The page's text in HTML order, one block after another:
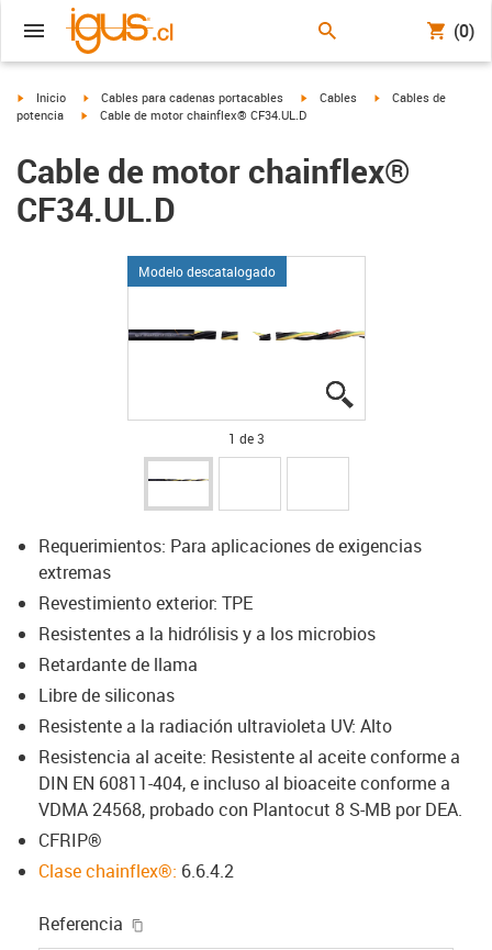
(0)
igus-icon-arrow-right
Inicio igus-icon-arrow-right
Cables para cadenas portacables igus-icon-arrow-right
Cables igus-icon-arrow-right
Cables de
potencia
igus-icon-arrow-right
Cable de motor chainflex® CF34.UL.D
Cable de motor chainflex®
CF34.UL.D
Modelo descatalogado
1 de 3
Requerimientos: Para aplicaciones de exigencias
extremas
Revestimiento exterior: TPE
Resistentes a la hidrólisis y a los microbios
Retardante de llama
Libre de siliconas
Resistente a la radiación ultravioleta UV: Alto
Resistencia al aceite: Resistente al aceite conforme a
DIN EN 60811-404, e incluso al bioaceite conforme a
VDMA 24568, probado con Plantocut 8 S-MB por DEA.
CFRIP®
Clase chainflex®: 6.6.4.2
Referencia